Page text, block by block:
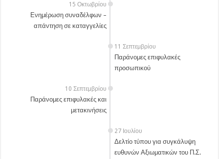
15 Οκτωβρίου
Ενημέρωση συναδέλφων –
απάντηση σε καταγγελίες
11 Σεπτεμβρίου
Παράνομες επιφυλακές
προσωπικού
10 Σεπτεμβρίου
Παράνομες επιφυλακές και
μετακινήσεις
27 Ιουλίου
Δελτίο τύπου για συγκάλυψη
ευθυνών Αξιωματικών του Π.Σ.